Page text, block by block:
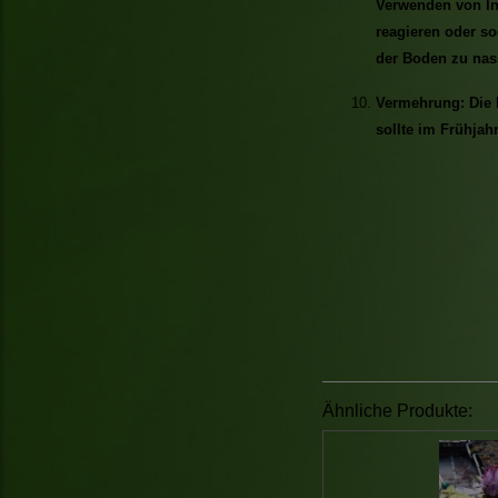
Verwenden von
reagieren oder
der Boden zu
Vermehrung: Die
sollte im
Ähnliche Produkte: